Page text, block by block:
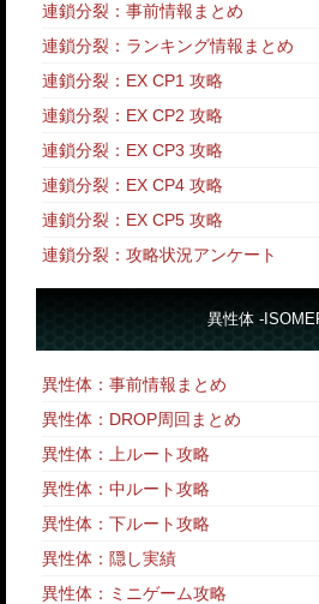
連鎖分裂：事前情報まとめ
連鎖分裂：ランキング情報まとめ
連鎖分裂：EX CP1 攻略
連鎖分裂：EX CP2 攻略
連鎖分裂：EX CP3 攻略
連鎖分裂：EX CP4 攻略
連鎖分裂：EX CP5 攻略
連鎖分裂：攻略状況アンケート
異性体 -
異性体：事前情報まとめ
異性体：DROP周回まとめ
異性体：上ルート攻略
異性体：中ルート攻略
異性体：下ルート攻略
異性体：隠し実績
異性体：ミニゲーム攻略